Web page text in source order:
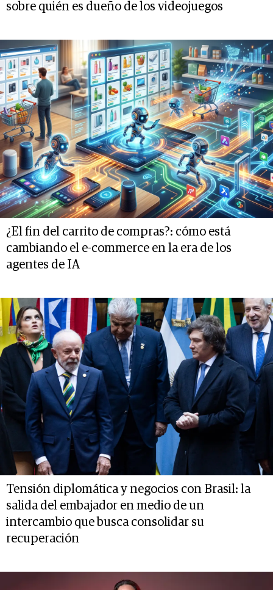
sobre quién es dueño de los videojuegos
¿El fin del carrito de compras?: cómo está
cambiando el e-commerce en la era de los
agentes de IA
Tensión diplomática y negocios con Brasil: la
salida del embajador en medio de un
intercambio que busca consolidar su
recuperación